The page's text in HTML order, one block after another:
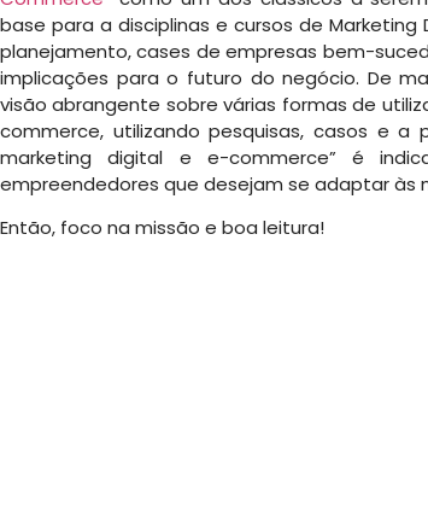
base para a disciplinas e cursos de
planejamento, cases de empresas bem-
implicações para o futuro do negócio. De
visão abrangente sobre várias formas de
commerce, utilizando pesquisas, casos e a
marketing digital e e-commerce” é
empreendedores que desejam se adaptar às
Então, foco na missão e boa leitura!